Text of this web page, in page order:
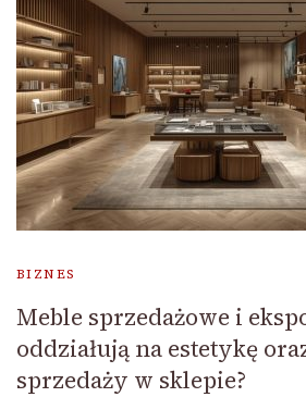
BIZNES
Meble sprzedażowe i
oddziałują na estetykę
sprzedaży w sklepie?